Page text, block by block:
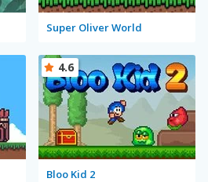
Super Oliver World
Bloo Kid 2
4.6